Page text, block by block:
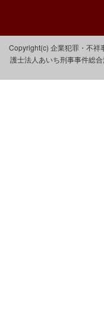
Copyright(c) 企業犯罪・不祥
護士法人あいち刑事事件総